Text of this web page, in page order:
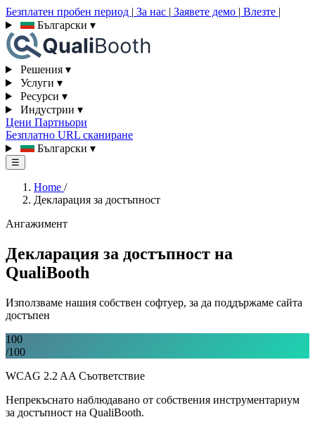
Безплатен пробен период | За нас | Заявете демо | Влезте |
Български ▾
Решения ▾
Услуги ▾
Ресурси ▾
Индустрии ▾
Цени Партньори
Безплатно URL сканиране
Български ▾
☰
Home /
Декларация за достъпност
Ангажимент
Декларация за достъпност на
QualiBooth
Използваме нашия собствен софтуер, за да поддържаме сайта
достъпен
100
/100
WCAG 2.2 AA Съответствие
Непрекъснато наблюдавано от собствения инструментариум
за достъпност на QualiBooth.